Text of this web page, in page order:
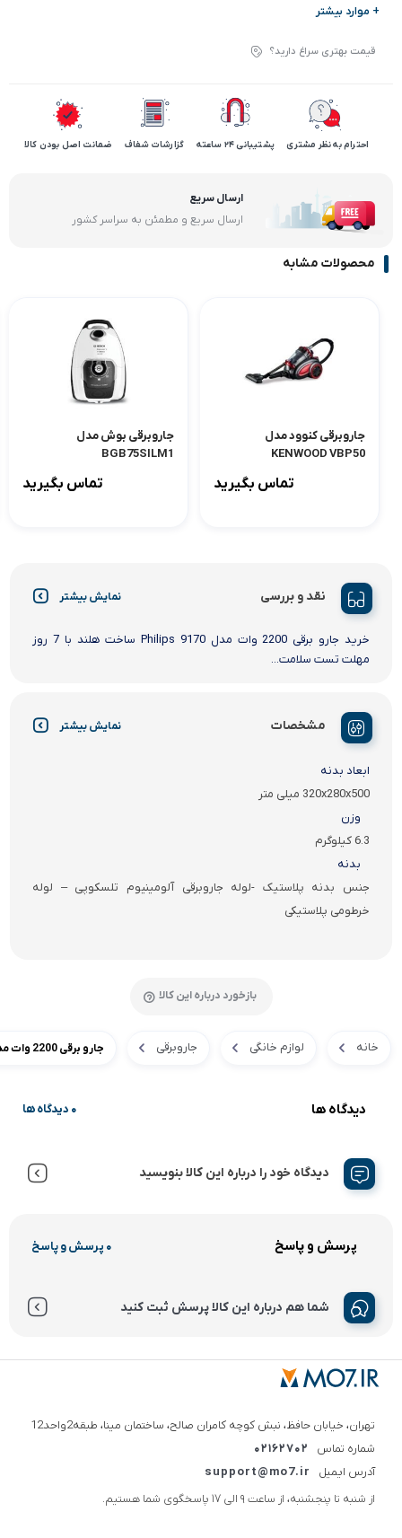
+ موارد بیشتر
قیمت بهتری سراغ دارید؟
احترام به نظر مشتری پشتیبانی 24 ساعته گزارشات شفاف ضمانت اصل بودن کالا
ارسال سریع
ارسال سریع و مطمئن به سراسر کشور
محصولات مشابه
جاروبرقی کنوود مدل
KENWOOD VBP50
تماس بگیرید
جاروبرقی بوش مدل
BGB75SILM1
تماس بگیرید
نقد و بررسی نمایش بیشتر
خرید جارو برقی 2200 وات مدل Philips 9170 ساخت هلند با 7 روز
مهلت تست سلامت...
مشخصات نمایش بیشتر
ابعاد بدنه
320x280x500 میلی متر
وزن
6.3 کیلوگرم
بدنه
جنس بدنه پلاستیک -لوله جاروبرقی آلومینیوم تلسکوپی – لوله
خرطومی پلاستیکی
بازخورد درباره این کالا
خانه لوازم خانگی جاروبرقی جارو برقی 2200 وات مدل Philips 9170 ساخت هلند
دیدگاه ها 0 دیدگاه ها
دیدگاه خود را درباره این کالا بنویسید
پرسش و پاسخ 0 پرسش و پاسخ
شما هم درباره این کالا پرسش ثبت کنید
تهران، خیابان حافظ، نبش کوچه کامران صالح، ساختمان مینا، طبقه2واحد12
شماره تماس
02162702
آدرس ایمیل
support@mo7.ir
از شنبه تا پنجشنبه، از ساعت 9 الی 17 پاسخگوی شما هستیم.